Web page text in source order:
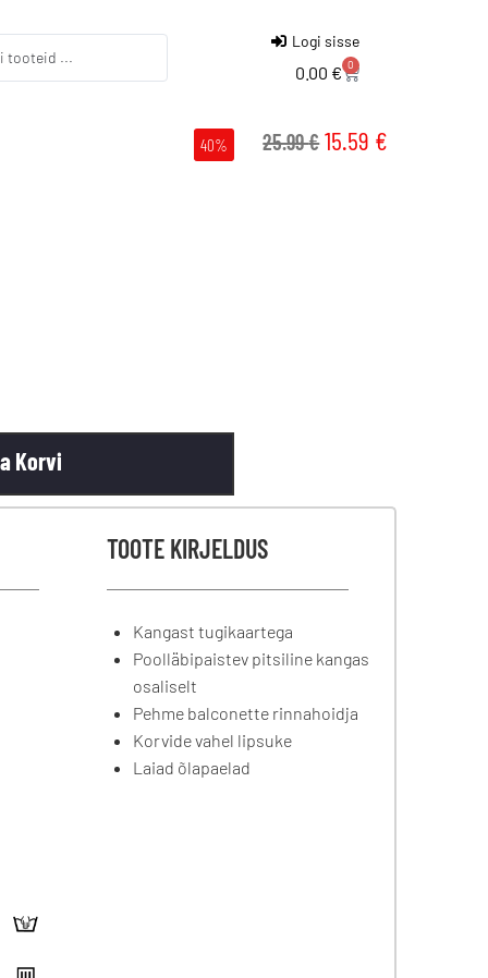
Logi sisse
0.00 € 0
40% 25.99€ 15.59 €
Korvi
TOOTE KIRJELDUS
Kangast tugikaartega
Poolläbipaistev pitsiline kangas
osaliselt
Pehme balconette rinnahoidja
Korvide vahel lipsuke
Laiad õlapaelad